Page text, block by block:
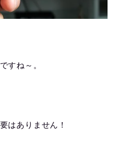
すね～。
はありません！